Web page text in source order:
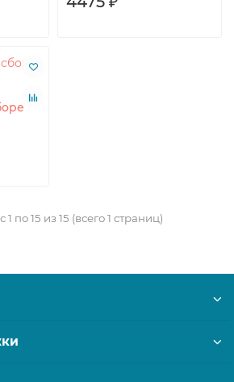
1 по 15 из 15 (всего 1 страниц)